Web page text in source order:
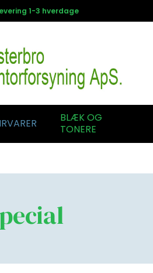
1-3 hverdage
BLÆK OG
TONERE